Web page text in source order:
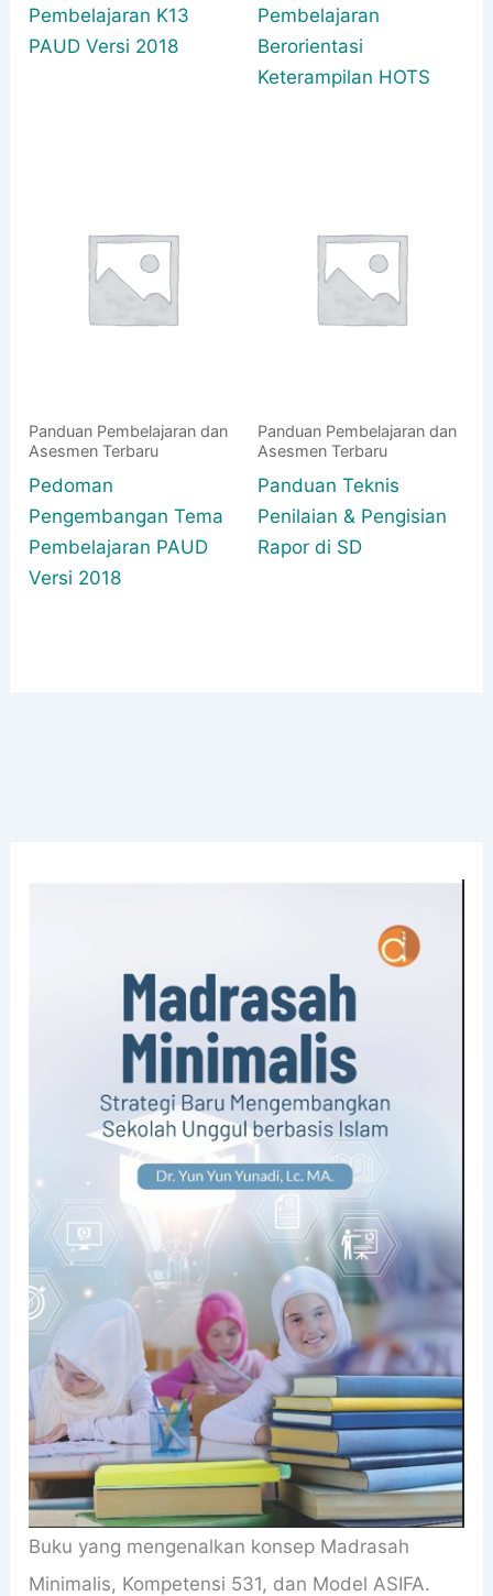
Pembelajaran K13
PAUD Versi 2018
Pembelajaran
Berorientasi
Keterampilan HOTS
Panduan Pembelajaran dan
Asesmen Terbaru
Pedoman
Pengembangan Tema
Pembelajaran PAUD
Versi 2018
Panduan Pembelajaran dan
Asesmen Terbaru
Panduan Teknis
Penilaian & Pengisian
Rapor di SD
Buku yang mengenalkan konsep Madrasah
Minimalis, Kompetensi 531, dan Model ASIFA.